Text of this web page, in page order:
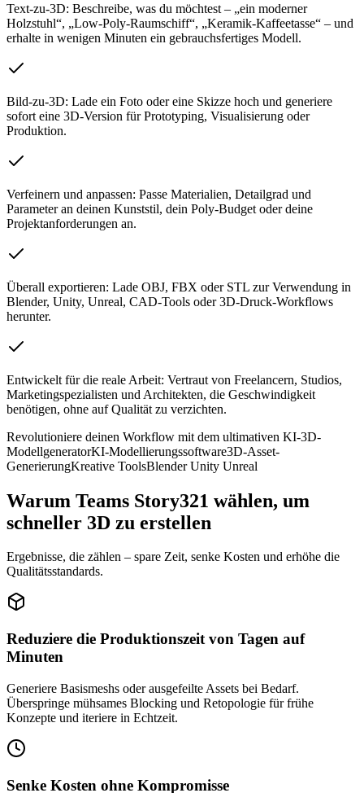
Text-zu-3D: Beschreibe, was du möchtest – „ein moderner
Holzstuhl“, „Low-Poly-Raumschiff“, „Keramik-Kaffeetasse“ – und
erhalte in wenigen Minuten ein gebrauchsfertiges Modell.
Bild-zu-3D: Lade ein Foto oder eine Skizze hoch und generiere
sofort eine 3D-Version für Prototyping, Visualisierung oder
Produktion.
Verfeinern und anpassen: Passe Materialien, Detailgrad und
Parameter an deinen Kunststil, dein Poly-Budget oder deine
Projektanforderungen an.
Überall exportieren: Lade OBJ, FBX oder STL zur Verwendung in
Blender, Unity, Unreal, CAD-Tools oder 3D-Druck-Workflows
herunter.
Entwickelt für die reale Arbeit: Vertraut von Freelancern, Studios,
Marketingspezialisten und Architekten, die Geschwindigkeit
benötigen, ohne auf Qualität zu verzichten.
Revolutioniere deinen Workflow mit dem ultimativen KI-3D-
ModellgeneratorKI-Modellierungssoftware3D-Asset-
GenerierungKreative ToolsBlender Unity Unreal
Warum Teams Story321 wählen, um
schneller 3D zu erstellen
Ergebnisse, die zählen – spare Zeit, senke Kosten und erhöhe die
Qualitätsstandards.
Reduziere die Produktionszeit von Tagen auf
Minuten
Generiere Basismeshs oder ausgefeilte Assets bei Bedarf.
Überspringe mühsames Blocking und Retopologie für frühe
Konzepte und iteriere in Echtzeit.
Senke Kosten ohne Kompromisse